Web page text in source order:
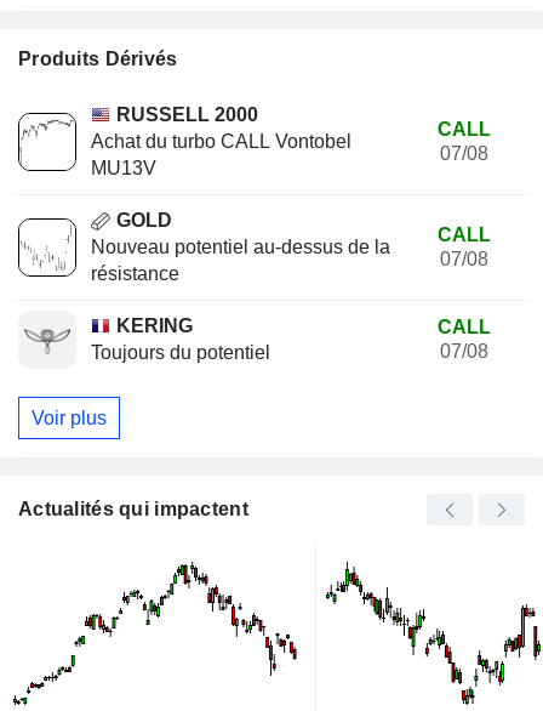
Produits Dérivés
RUSSELL 2000
Achat du turbo CALL Vontobel
MU13V
CALL
07/08
GOLD
Nouveau potentiel au-dessus de la
résistance
CALL
07/08
KERING
Toujours du potentiel
CALL
07/08
Voir plus
Actualités qui impactent